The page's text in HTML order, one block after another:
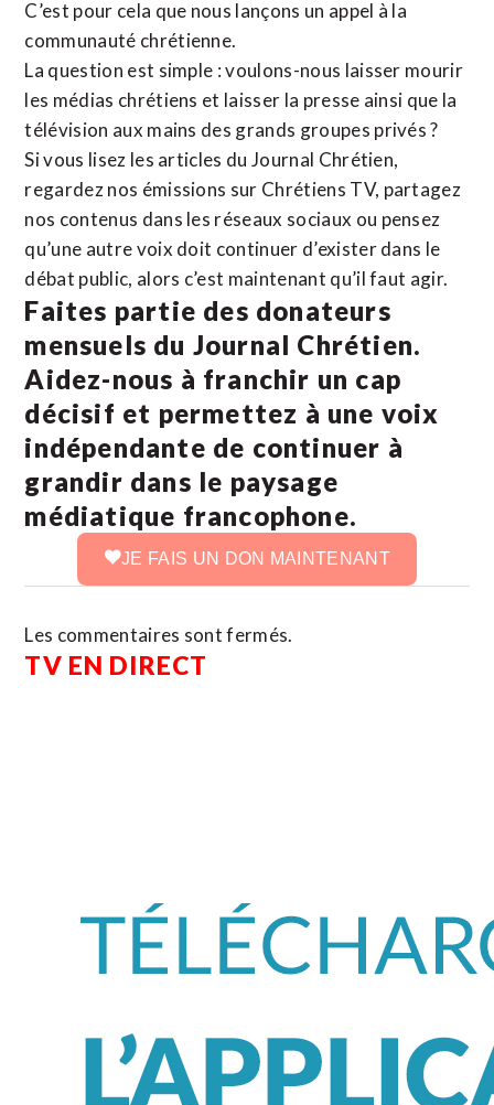
C’est pour cela que nous lançons un appel à la
communauté chrétienne.
La question est simple : voulons-nous laisser mourir
les médias chrétiens et laisser la presse ainsi que la
télévision aux mains des grands groupes privés ?
Si vous lisez les articles du Journal Chrétien,
regardez nos émissions sur Chrétiens TV, partagez
nos contenus dans les réseaux sociaux ou pensez
qu’une autre voix doit continuer d’exister dans le
débat public, alors c’est maintenant qu’il faut agir.
Faites partie des donateurs
mensuels du Journal Chrétien.
Aidez-nous à franchir un cap
décisif et permettez à une voix
indépendante de continuer à
grandir dans le paysage
médiatique francophone.
JE FAIS UN DON MAINTENANT
Les commentaires sont fermés.
TV EN DIRECT